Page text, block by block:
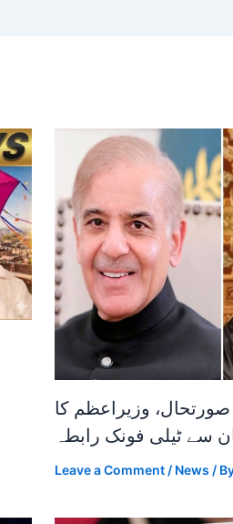
وزیراعظم کا
سے ٹیلی فونک رابطہ
Leave a Comment / News /